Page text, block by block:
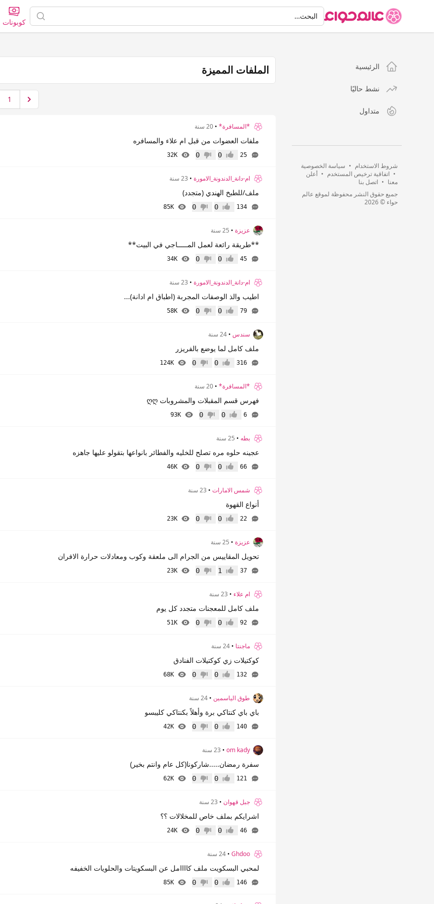
البحثالبحث…
كوبونات
الرئيسية
نشط حاليًا
متداول
شروط الاستخدام • سياسة الخصوصية
• اتفاقية ترخيص المستخدم • أعلن
معنا • اتصل بنا
جميع حقوق النشر محفوظة لموقع عالم
حواء © 2026
الملفات المميزة
1
*المسافرة*• 20 سنة
ملفات العضوات من قبل ام علاء والمسافره
25 إعجاب0 عدم إعجاب
0
32K
ام-دانة_الدندونة_الامورة• 23 سنة
ملف/للطبخ الهندي (متجدد)
134 إعجاب0 عدم إعجاب
0
85K
عزيزة• 25 سنة
**طريقة رائعة لعمل المـــــاجي في البيت**
45 إعجاب0 عدم إعجاب
0
34K
ام-دانة_الدندونة_الامورة• 23 سنة
اطيب والذ الوصفات المجربة (اطباق ام ادانة)...
79 إعجاب0 عدم إعجاب
0
58K
سندس• 24 سنة
ملف كامل لما يوضع بالفريزر
316 إعجاب0 عدم إعجاب
0
124K
*المسافرة*• 20 سنة
فهرس قسم المقبلات والمشروبات ღღ
6 إعجاب0 عدم إعجاب
0
93K
بطه • 25 سنة
عجينه حلوه مره تصلح للخليه والفطائر بانواعها بتقولو عليها جاهزه
66 إعجاب0 عدم إعجاب
0
46K
شمس الامارات• 23 سنة
أنواع القهوة
22 إعجاب0 عدم إعجاب
0
23K
عزيزة• 25 سنة
تحويل المقاييس من الجرام الى ملعقة وكوب ومعادلات حرارة الافران
37 إعجاب1 عدم إعجاب
0
23K
ام علاء • 23 سنة
ملف كامل للمعجنات متجدد كل يوم
92 إعجاب0 عدم إعجاب
0
51K
ماجنتا • 24 سنة
كوكتيلات زي كوكتيلات الفنادق
132 إعجاب0 عدم إعجاب
0
68K
طوق الياسمين • 24 سنة
باي باي كنتاكي برة وأهلاً بكنتاكي كليبسو
140 إعجاب0 عدم إعجاب
0
42K
om kady
• 23 سنة
سفرة رمضان.....شاركونا(كل عام وانتم بخير)
121 إعجاب0 عدم إعجاب
0
62K
جبل قهوان• 23 سنة
اشرايكم بملف خاص للمخلالات ؟؟
46 إعجاب0 عدم إعجاب
0
24K
Ghdoo
• 24 سنة
لمحبي البسكويت ملف كاااامل عن البسكويتات والحلويات الخفيفه
146 إعجاب0 عدم إعجاب
0
85K